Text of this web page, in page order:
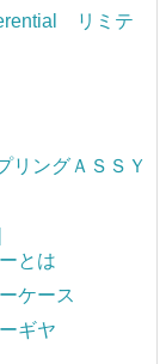
リミテ
リングＡＳＳＹ
とは
ケース
ギヤ